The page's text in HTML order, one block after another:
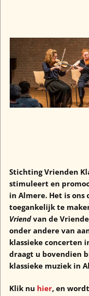
Stichting Vrienden
stimuleert en
in Almere. Het is ons
toegankelijk te
Vriendvan de
onder andere van
klassieke concerten
draagt u bovendien
klassieke muziek in
Klik nu hier, en